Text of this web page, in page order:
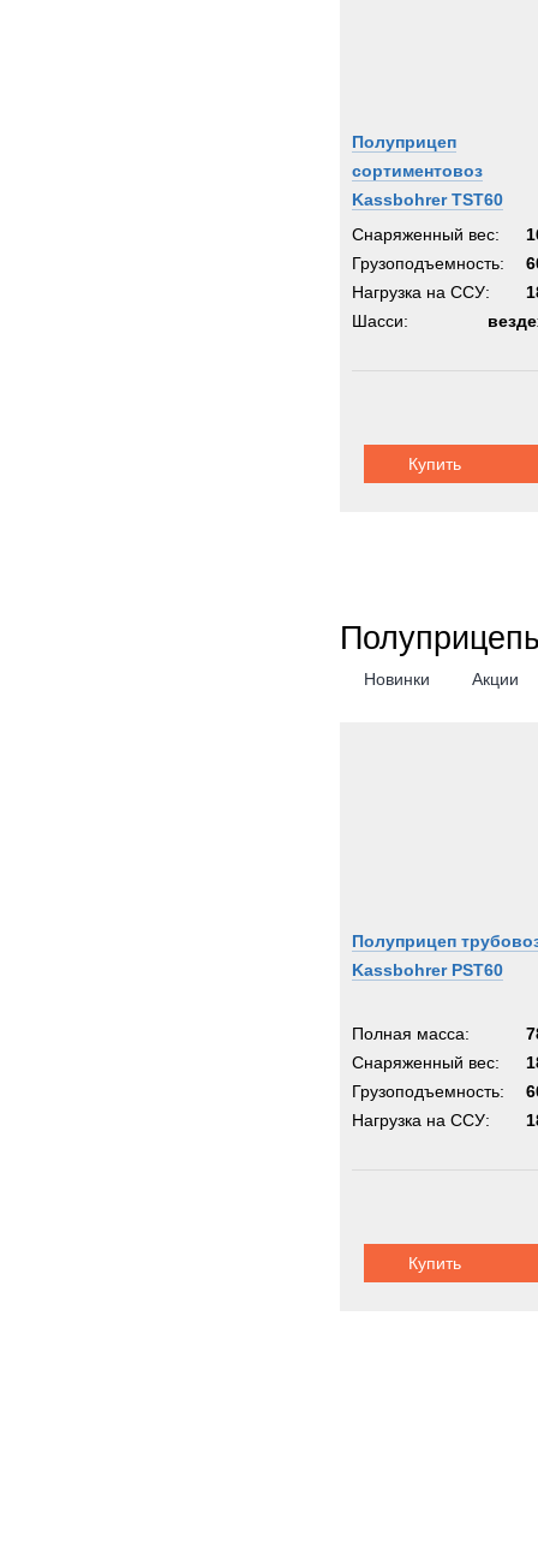
Полуприцеп
сортиментовоз
Kassbohrer TST60
Снаряженный вес:
Грузоподъемность:
Нагрузка на ССУ:
Шасси:
Купить
Новинки Акции
Полуприцеп
Kassbohrer PST60
Полная масса:
Снаряженный вес:
Грузоподъемность:
Нагрузка на ССУ:
Купить